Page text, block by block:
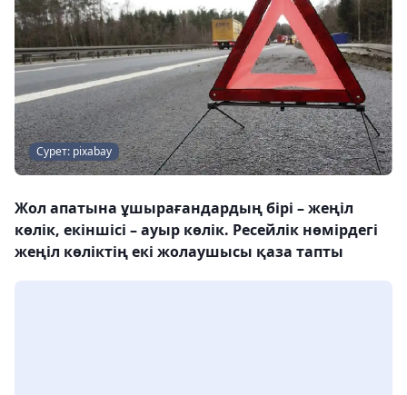
Сурет: pixabay
Жол апатына ұшырағандардың бірі – жеңіл
көлік, екіншісі – ауыр көлік. Ресейлік нөмірдегі
жеңіл көліктің екі жолаушысы қаза тапты